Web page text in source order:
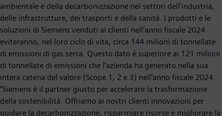
ambientale e della decarbonizzazione nei settori dell'industria,
delle infrastrutture, dei trasporti e della sanità. I prodotti e le
soluzioni di Siemens venduti ai clienti nell'anno fiscale 2024
eviteranno, nel loro ciclo di vita, circa 144 milioni di tonnellate
di emissioni di gas serra. Questo dato è superiore ai 121 milioni
di tonnellate di emissioni che l'azienda ha generato nella sua
intera catena del valore (Scope 1, 2 e 3) nell'anno fiscale 2024.
“Siemens è il partner giusto per accelerare la trasformazione
della sostenibilità. Offriamo ai nostri clienti innovazioni per
guidare la decarbonizzazione, risparmiare risorse e migliorare la